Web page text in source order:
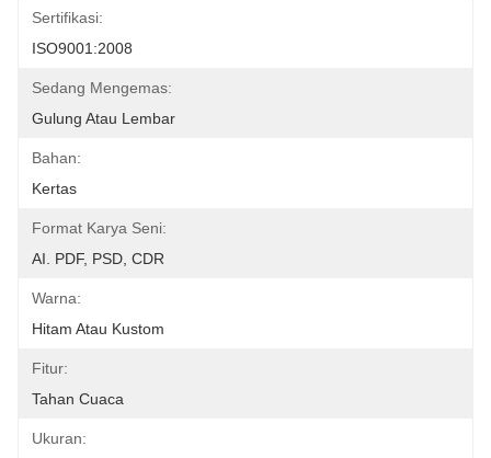
Sertifikasi:
ISO9001:2008
Sedang Mengemas:
Gulung Atau Lembar
Bahan:
Kertas
Format Karya Seni:
AI. PDF, PSD, CDR
Warna:
Hitam Atau Kustom
Fitur:
Tahan Cuaca
Ukuran: